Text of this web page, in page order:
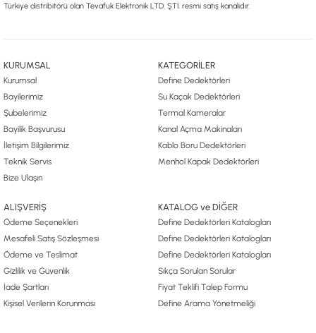
Türkiye distribitörü olan Tevafuk Elektronik LTD. ŞTİ. resmi satış kanalıdır.
KURUMSAL
Kurumsal
Bayilerimiz
Şubelerimiz
Bayilik Başvurusu
İletişim Bilgilerimiz
Teknik Servis
Bize Ulaşın
KATEGORİLER
Define Dedektörleri
Su Kaçak Dedektörleri
Termal Kameralar
Kanal Açma Makinaları
Kablo Boru Dedektörleri
Menhol Kapak Dedektörleri
ALIŞVERİŞ
Ödeme Seçenekleri
Mesafeli Satış Sözleşmesi
Ödeme ve Teslimat
Gizlilik ve Güvenlik
İade Şartları
Kişisel Verilerin Korunması
KATALOG ve DİĞER
Define Dedektörleri Katalogları
Define Dedektörleri Katalogları
Define Dedektörleri Katalogları
Sıkça Sorulan Sorular
Fiyat Teklifi Talep Formu
Define Arama Yönetmeliği